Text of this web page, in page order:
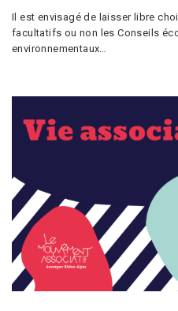
Il est envisagé de laisser libre
facultatifs ou non les Conseils
environnementaux…